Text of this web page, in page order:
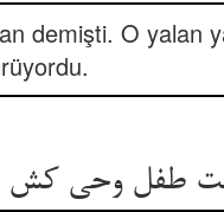
demişti. O yalan